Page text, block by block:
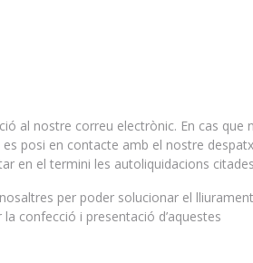
al nostre correu electrònic. En cas que
posi en contacte amb el nostre despatx
en el termini les autoliquidacions
per poder solucionar el
confecció i presentació d’aquestes